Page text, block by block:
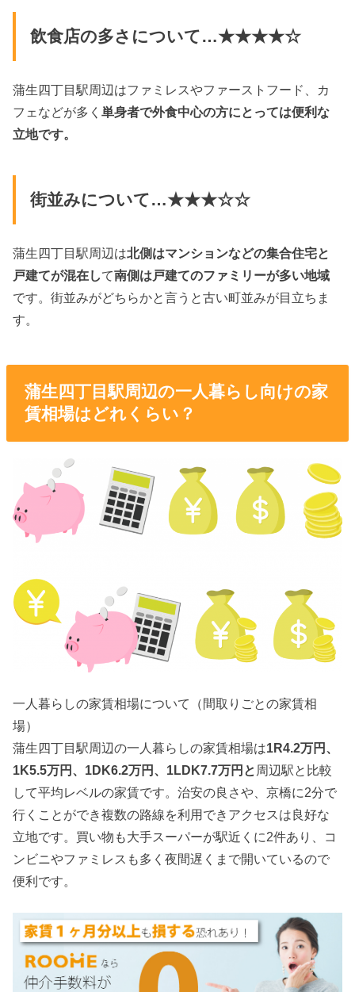
飲食店の多さについて…★★★★☆
蒲生四丁目駅周辺はファミレスやファーストフード、カ
フェなどが多く単身者で外食中心の方にとっては便利な
立地です。
街並みについて…★★★☆☆
蒲生四丁目駅周辺は北側はマンションなどの集合住宅と
戸建てが混在して南側は戸建てのファミリーが多い地域
です。街並みがどちらかと言うと古い町並みが目立ちま
す。
蒲生四丁目駅周辺の一人暮らし向けの家
賃相場はどれくらい？
一人暮らしの家賃相場について（間取りごとの家賃相
場）
蒲生四丁目駅周辺の一人暮らしの家賃相場は1R4.2万円、
1K5.5万円、1DK6.2万円、1LDK7.7万円と 周辺駅と比較
して平均レベルの家賃です。治安の良さや、京橋に2分で
行くことができ複数の路線を利用できアクセスは良好な
立地です。買い物も大手スーパーが駅近くに2件あり、コ
ンビニやファミレスも多く夜間遅くまで開いているので
便利です。